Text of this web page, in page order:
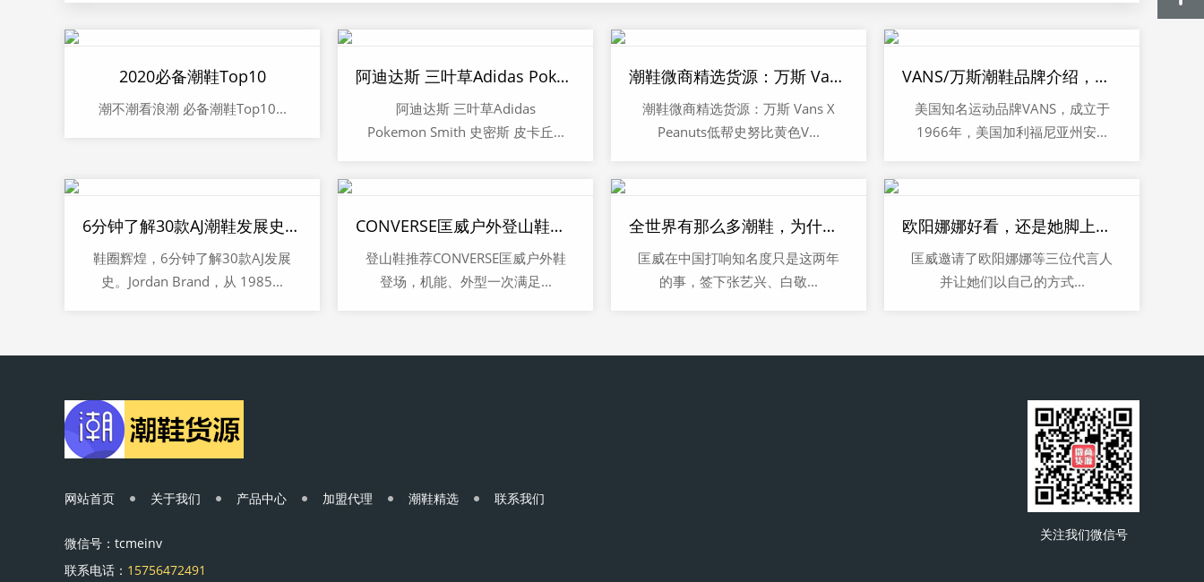
2020必备潮鞋Top10
潮不潮看浪潮 必备潮鞋Top10...
阿迪达斯 三叶草Adidas Pokemon Smith 史密斯 皮卡丘联名潮鞋
阿迪达斯 三叶草Adidas
Pokemon Smith 史密斯 皮卡丘...
潮鞋微商精选货源：万斯 Vans X Peanuts低帮史努比黄色VN0A38G1OHJ
潮鞋微商精选货源：万斯 Vans X
Peanuts低帮史努比黄色V...
VANS/万斯潮鞋品牌介绍，诚招代理
美国知名运动品牌VANS，成立于
1966年，美国加利福尼亚州安...
6分钟了解30款AJ潮鞋发展史！YEEZY和它比就是“弟弟”？
鞋圈辉煌，6分钟了解30款AJ发展
史。Jordan Brand，从 1985...
CONVERSE匡威户外登山鞋登场，机能、外型一次满足
登山鞋推荐CONVERSE匡威户外鞋
登场，机能、外型一次满足...
全世界有那么多潮鞋，为什么偏偏火的是匡威？
匡威在中国打响知名度只是这两年
的事，签下张艺兴、白敬...
欧阳娜娜好看，还是她脚上的匡威好看？
匡威邀请了欧阳娜娜等三位代言人
并让她们以自己的方式...
网站首页 关于我们 产品中心 加盟代理 潮鞋精选 联系我们
微信号：tcmeinv
联系电话： 15756472491
关注我们微信号